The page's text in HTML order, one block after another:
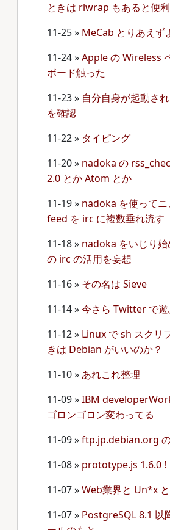
ときは rlwrap もあると便利
11-25» MeCab とりあえず
11-24»Apple の Wireless
ボード触った
11-23» 自分自身が起動さ
を確認
11-22» タイピング
11-20» nadoka の
2.0 とか Atom とか
11-19» nadoka を使って
feed を irc に複数垂れ流す
11-18» nadoka をいじり始
の irc の活用を妄想
11-16» その名は Sieve
11-14»今さら Twitter で
11-12» Linux で sh スクリ
きは Debian がいいのか？
11-10» あれこれ整理
11-09»IBM
ゴロンゴロン変わってる
11-09»ftp.jp.debian.org
11-08» prototype.js 1.6.0 !
11-07»Web業界と Un*x
11-07» PostgreSQL 8.1 以